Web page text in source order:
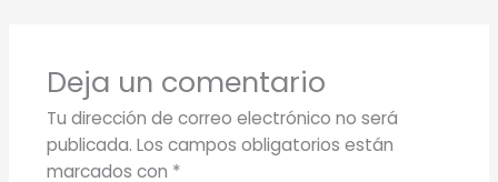
Deja un comentario
Tu dirección de correo electrónico no será
publicada. Los campos obligatorios están
marcados con *